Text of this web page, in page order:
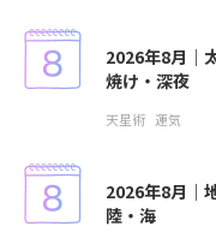
2026年8月｜
焼け・深夜
天星術 運気
2026年8月｜
陸・海